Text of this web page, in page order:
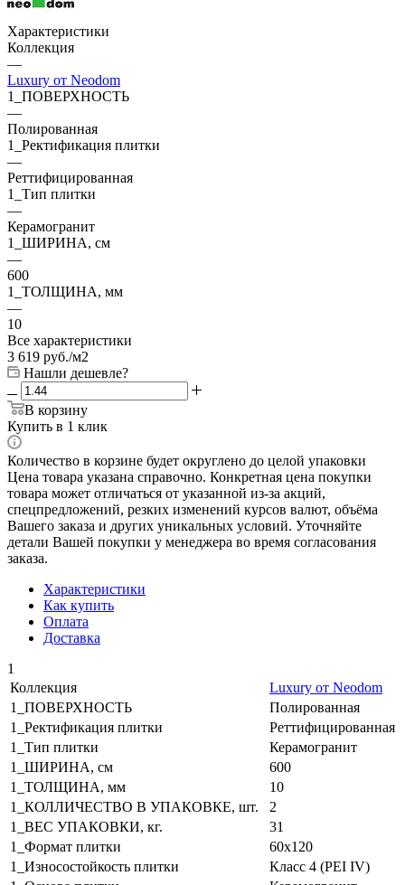
Характеристики
Коллекция
—
Luxury от Neodom
1_ПОВЕРХНОСТЬ
—
Полированная
1_Ректификация плитки
—
Реттифицированная
1_Тип плитки
—
Керамогранит
1_ШИРИНА, cм
—
600
1_ТОЛЩИНА, мм
—
10
Все характеристики
3 619 руб./м2
Нашли дешевле?
В корзину
Купить в 1 клик
Количество в корзине будет округлено до целой упаковки
Цена товара указана справочно. Конкретная цена покупки
товара может отличаться от указанной из-за акций,
спецпредложений, резких изменений курсов валют, объёма
Вашего заказа и других уникальных условий. Уточняйте
детали Вашей покупки у менеджера во время согласования
заказа.
Характеристики
Как купить
Оплата
Доставка
1
Коллекция
Luxury от Neodom
1_ПОВЕРХНОСТЬ
Полированная
1_Ректификация плитки
Реттифицированная
1_Тип плитки
Керамогранит
1_ШИРИНА, cм
600
1_ТОЛЩИНА, мм
10
1_КОЛЛИЧЕСТВО В УПАКОВКЕ, шт.
2
1_ВЕС УПАКОВКИ, кг.
31
1_Формат плитки
60x120
1_Износостойкость плитки
Класс 4 (PEI IV)